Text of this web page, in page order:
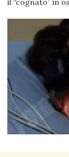
il “cognato” in